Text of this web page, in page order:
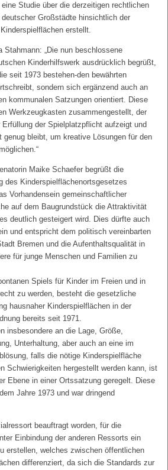
Studie über die derzeitigen rechtlichen
deutscher Großstädte hinsichtlich der
erstellt.
Stahmann: „Die nun beschlossene
Kinderhilfswerk ausdrücklich begrüßt,
seit 1973 bestehen-den bewährten
sondern sich ergänzend auch an
kommunalen Satzungen orientiert. Diese
Werkzeugkasten zusammengestellt, der
der Spielplatzpflicht aufzeigt und
genug bleibt, um kreative Lösungen für den
Maike Schaefer begrüßt die
des Kinderspielflächenortsgesetzes
Vorhandensein gemeinschaftlicher
auf dem Baugrundstück die Attraktivität
deutlich gesteigert wird. Dies dürfte auch
und entspricht dem politisch vereinbarten
Bremen und die Aufenthaltsqualität in
für junge Menschen und Familien zu
Spiels für Kinder im Freien und in
zu werden, besteht die gesetzliche
hausnaher Kinderspielflächen in der
bereits seit 1971.
insbesondere an die Lage, Größe,
Unterhaltung, aber auch an eine im
falls die nötige Kinderspielfläche
Schwierigkeiten hergestellt werden kann, ist
Ebene in einer Ortssatzung geregelt. Diese
Jahre 1973 und war dringend
beauftragt worden, für die
Einbindung der anderen Ressorts ein
erstellen, welches zwischen öffentlichen
differenziert, da sich die Standards zur